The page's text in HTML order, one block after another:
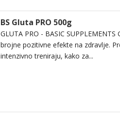
BS Gluta PRO 500g
GLUTA PRO - BASIC
brojne pozitivne efekte na zdravlje.
intenzivno treniraju, kako za...